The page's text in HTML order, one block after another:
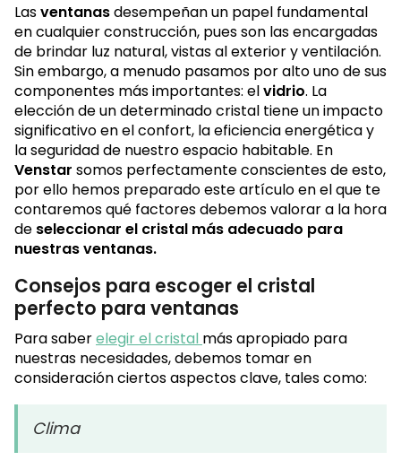
Lasventanasdesempeñan un papel fundamental
en cualquier construcción, pues son las encargadas
de brindar luz natural, vistas al exterior y ventilación.
Sin embargo, a menudo pasamos por alto uno de sus
componentes más importantes: elvidrio. La
elección de un determinado cristal tiene un impacto
significativo en el confort, la eficiencia energética y
la seguridad de nuestro espacio habitable. En
Venstar somos perfectamente conscientes de esto,
por ello hemos preparado este artículo en el que te
contaremos qué factores debemos valorar a la hora
de seleccionar el cristal más adecuado para
nuestras ventanas.
Consejos para escoger el cristal
perfecto para ventanas
Para saberelegir el cristal más apropiado para
nuestras necesidades, debemos tomar en
consideración ciertos aspectos clave, tales como:
Clima